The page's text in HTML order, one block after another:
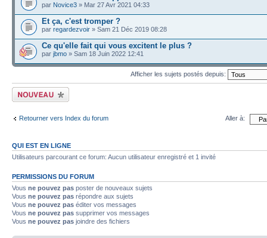
par Novice3 » Mar 27 Avr 2021 04:33
Et ça, c'est tromper ?
par regardezvoir » Sam 21 Déc 2019 08:28
Ce qu'elle fait qui vous excitent le plus ?
par jbmo » Sam 18 Juin 2022 12:41
Afficher les sujets postés depuis:
Écrire un nouveau
sujet
Retourner vers Index du forum Aller à:
QUI EST EN LIGNE
Utilisateurs parcourant ce forum: Aucun utilisateur enregistré et 1 invité
PERMISSIONS DU FORUM
Vous ne pouvez pas poster de nouveaux sujets
Vous ne pouvez pas répondre aux sujets
Vous ne pouvez pas éditer vos messages
Vous ne pouvez pas supprimer vos messages
Vous ne pouvez pas joindre des fichiers